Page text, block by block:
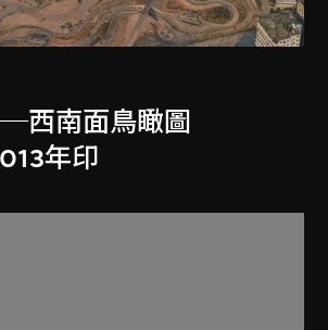
西南面鳥瞰圖
年印